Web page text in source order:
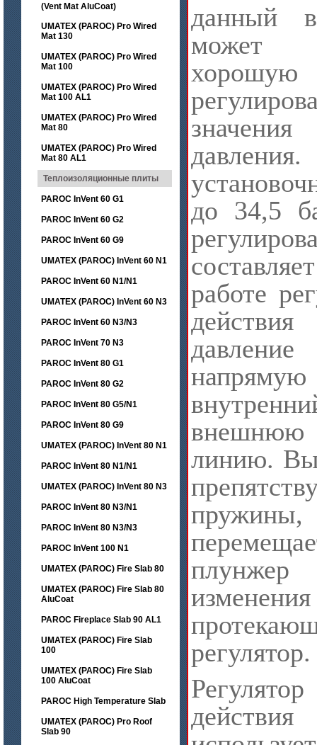
(Vent Mat AluCoat)
UMATEX (PAROC) Pro Wired
Mat 130
UMATEX (PAROC) Pro Wired
Mat 100
UMATEX (PAROC) Pro Wired
Mat 100 AL1
UMATEX (PAROC) Pro Wired
Mat 80
UMATEX (PAROC) Pro Wired
Mat 80 AL1
Теплоизоляционные плиты
PAROC InVent 60 G1
PAROC InVent 60 G2
PAROC InVent 60 G9
UMATEX (PAROC) InVent 60 N1
PAROC InVent 60 N1/N1
UMATEX (PAROC) InVent 60 N3
PAROC InVent 60 N3/N3
PAROC InVent 70 N3
PAROC InVent 80 G1
PAROC InVent 80 G2
PAROC InVent 80 G5/N1
PAROC InVent 80 G9
UMATEX (PAROC) InVent 80 N1
PAROC InVent 80 N1/N1
UMATEX (PAROC) InVent 80 N3
PAROC InVent 80 N3/N1
PAROC InVent 80 N3/N3
PAROC InVent 100 N1
UMATEX (PAROC) Fire Slab 80
UMATEX (PAROC) Fire Slab 80
AluCoat
PAROC Fireplace Slab 90 AL1
UMATEX (PAROC) Fire Slab
100
UMATEX (PAROC) Fire Slab
100 AluCoat
PAROC High Temperature Slab
UMATEX (PAROC) Pro Roof
Slab 90
данный
может
до 34,5
работе
давление
линию.
плунжер
регулятор.